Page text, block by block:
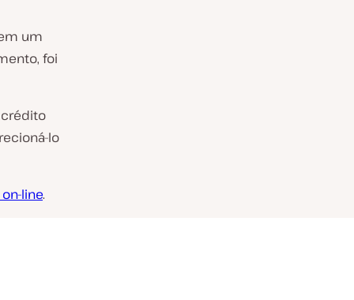
um
foi
crédito
lo
line.